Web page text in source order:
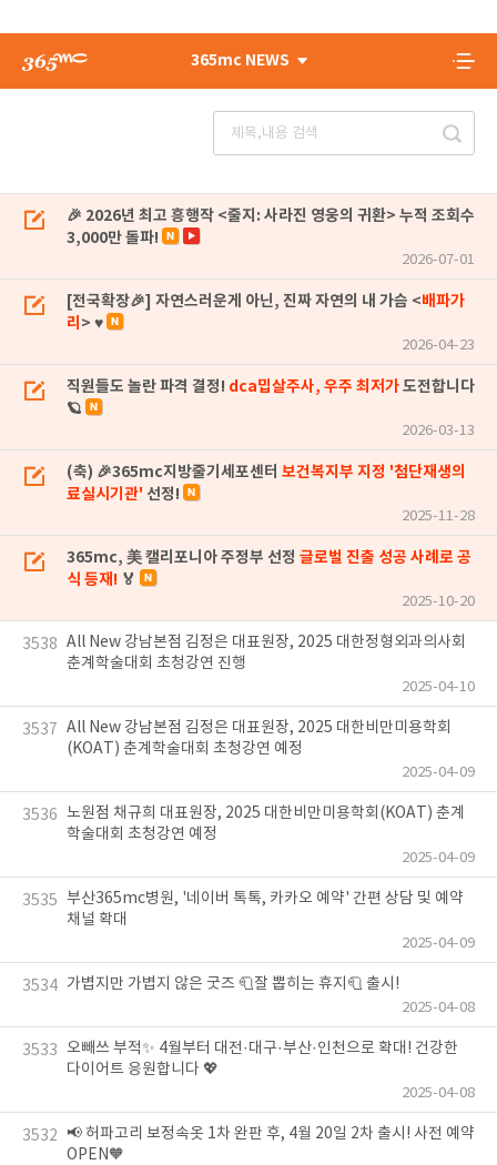
365mc NEWS
🎉 2026년 최고 흥행작 <줄지: 사라진 영웅의 귀환> 누적 조회수
3,000만 돌파!
2026-07-01
[전국확장🎉] 자연스러운게 아닌, 진짜 자연의 내 가슴 <배파가
리 > ♥
2026-04-23
직원들도 놀란 파격 결정! dca밉살주사, 우주 최저가도전합니다
🪐
2026-03-13
(축) 🎉365mc지방줄기세포센터 보건복지부 지정 '첨단재생의
료실시기관' 선정!
2025-11-28
365mc, 美 캘리포니아 주정부 선정 글로벌 진출 성공 사례로 공
식 등재! 🏅
2025-10-20
3538 All New 강남본점 김정은 대표원장, 2025 대한정형외과의사회
춘계학술대회 초청강연 진행
2025-04-10
3537 All New 강남본점 김정은 대표원장, 2025 대한비만미용학회
(KOAT) 춘계학술대회 초청강연 예정
2025-04-09
3536 노원점 채규희 대표원장, 2025 대한비만미용학회(KOAT) 춘계
학술대회 초청강연 예정
2025-04-09
3535 부산365mc병원, '네이버 톡톡, 카카오 예약' 간편 상담 및 예약
채널 확대
2025-04-09
3534 가볍지만 가볍지 않은 굿즈 🧻잘 뽑히는 휴지🧻 출시!
2025-04-08
3533 오빼쓰 부적✨ 4월부터 대전·대구·부산·인천으로 확대! 건강한
다이어트 응원합니다 💖
2025-04-08
3532
📢 허파고리 보정속옷 1차 완판 후, 4월 20일 2차 출시! 사전 예약
OPEN🧡